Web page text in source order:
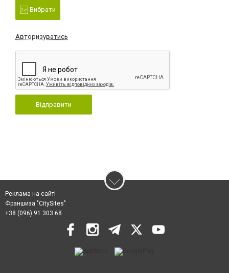
Вибрати
Авторизуватись
Відправити
Реклама на сайті
Франшиза "CitySites"
+38 (096) 91 303 68